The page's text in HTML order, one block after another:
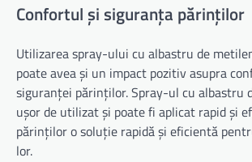
Confortul și siguranța părinților
Utilizarea spray-ului cu albastru de
poate avea și un impact pozitiv asupra
siguranței părinților. Spray-ul cu albastru
ușor de utilizat și poate fi aplicat rapid și
părinților o soluție rapidă și eficientă
lor.